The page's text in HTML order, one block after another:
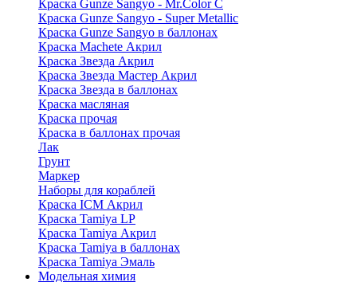
Краска Gunze Sangyo - Mr.Color C
Краска Gunze Sangyo - Super Metallic
Краска Gunze Sangyo в баллонах
Краска Machete Акрил
Краска Звезда Акрил
Краска Звезда Мастер Акрил
Краска Звезда в баллонах
Краска масляная
Краска прочая
Краска в баллонах прочая
Лак
Грунт
Маркер
Наборы для кораблей
Краска ICM Акрил
Краска Tamiya LP
Краска Tamiya Акрил
Краска Tamiya в баллонах
Краска Tamiya Эмаль
Модельная химия